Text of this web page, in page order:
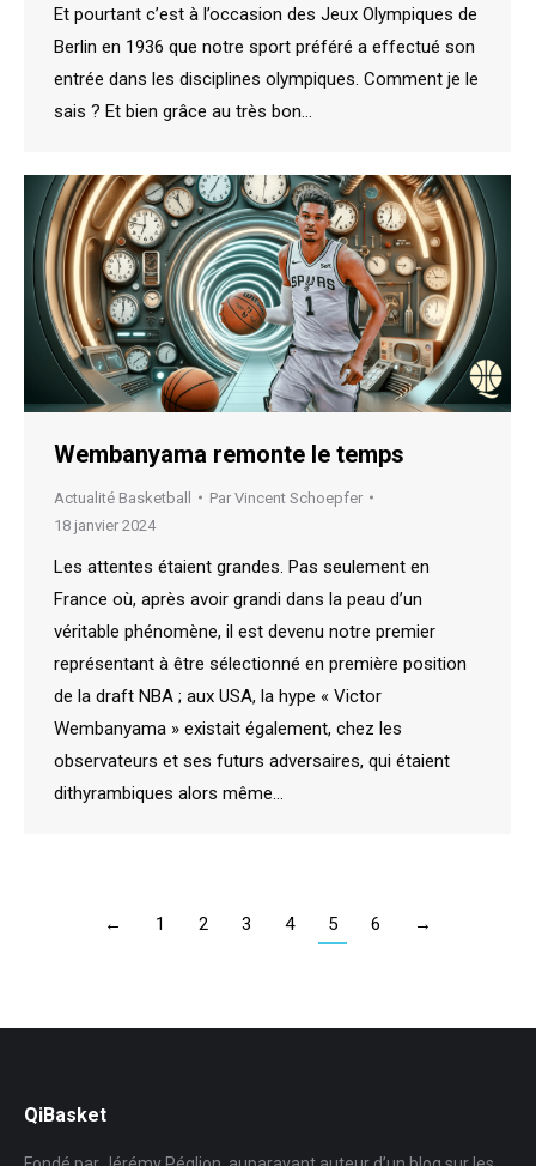
Et pourtant c’est à l’occasion des Jeux Olympiques de
Berlin en 1936 que notre sport préféré a effectué son
entrée dans les disciplines olympiques. Comment je le
sais ? Et bien grâce au très bon…
Wembanyama remonte le temps
Actualité Basketball Par Vincent Schoepfer
18 janvier 2024
Les attentes étaient grandes. Pas seulement en
France où, après avoir grandi dans la peau d’un
véritable phénomène, il est devenu notre premier
représentant à être sélectionné en première position
de la draft NBA ; aux USA, la hype « Victor
Wembanyama » existait également, chez les
observateurs et ses futurs adversaires, qui étaient
dithyrambiques alors même…
← 1 2 3 4 5 6 →
QiBasket